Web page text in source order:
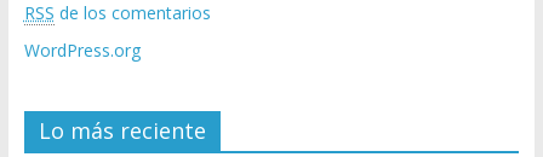
RSS de los comentarios
WordPress.org
Lo más reciente